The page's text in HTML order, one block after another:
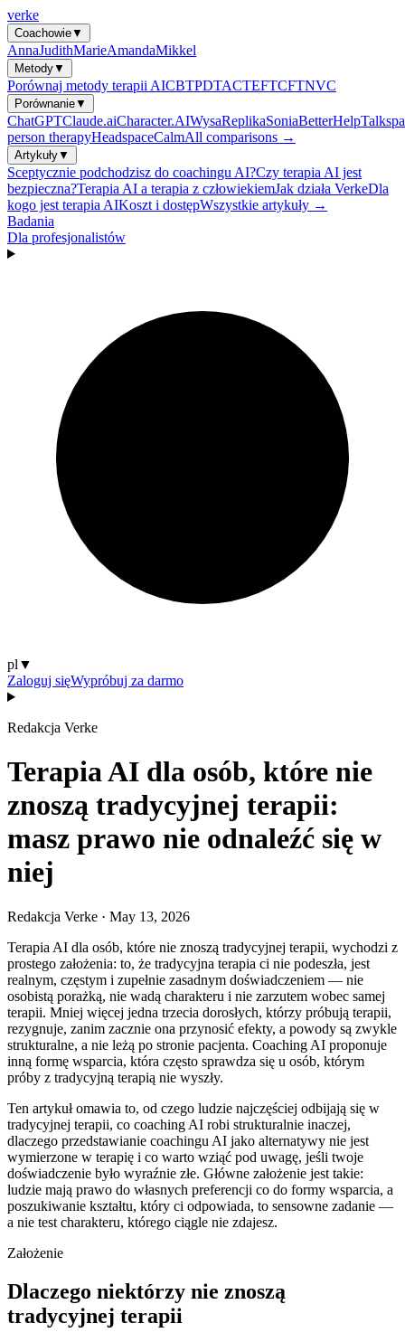
verke
Coachowie▼
AnnaJudithMarieAmandaMikkel
Metody▼
Porównaj metody terapii AICBTPDTACTEFTCFTNVC
Porównanie▼
ChatGPTClaude.aiCharacter.AIWysaReplikaSoniaBetterHelp
person therapyHeadspaceCalmAll comparisons →
Artykuły▼
Sceptycznie podchodzisz do coachingu AI?Czy terapia AI jest
bezpieczna?Terapia AI a terapia z człowiekiemJak działa VerkeDla
kogo jest terapia AIKoszt i dostępWszystkie artykuły →
Badania
Dla profesjonalistów
pl ▼
Zaloguj sięWypróbuj za darmo
Redakcja Verke
Terapia AI dla osób, które nie
znoszą tradycyjnej terapii:
masz prawo nie odnaleźć się w
niej
Redakcja Verke · May 13, 2026
Terapia AI dla osób, które nie znoszą tradycyjnej terapii, wychodzi z
prostego założenia: to, że tradycyjna terapia ci nie podeszła, jest
realnym, częstym i zupełnie zasadnym doświadczeniem — nie
osobistą porażką, nie wadą charakteru i nie zarzutem wobec samej
terapii. Mniej więcej jedna trzecia dorosłych, którzy próbują terapii,
rezygnuje, zanim zacznie ona przynosić efekty, a powody są zwykle
strukturalne, a nie leżą po stronie pacjenta. Coaching AI proponuje
inną formę wsparcia, która często sprawdza się u osób, którym
próby z tradycyjną terapią nie wyszły.
Ten artykuł omawia to, od czego ludzie najczęściej odbijają się w
tradycyjnej terapii, co coaching AI robi strukturalnie inaczej,
dlaczego przedstawianie coachingu AI jako alternatywy nie jest
wymierzone w terapię i co warto wziąć pod uwagę, jeśli twoje
doświadczenie było wyraźnie złe. Główne założenie jest takie:
ludzie mają prawo do własnych preferencji co do formy wsparcia, a
poszukiwanie kształtu, który ci odpowiada, to sensowne zadanie —
a nie test charakteru, którego ciągle nie zdajesz.
Założenie
Dlaczego niektórzy nie znoszą
tradycyjnej terapii